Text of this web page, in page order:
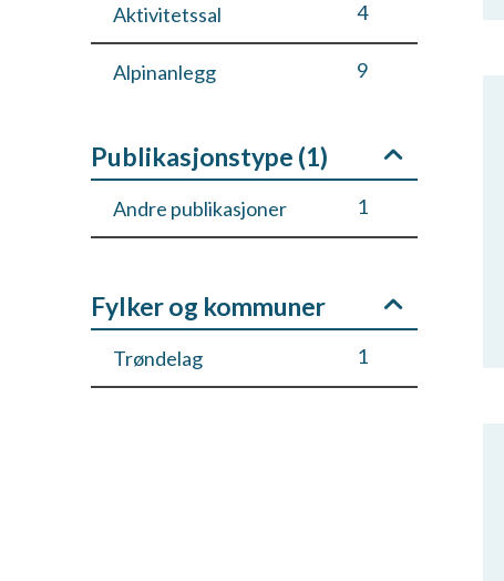
Aktivitetssal 4
Alpinanlegg 9
anlegg
Badmintonanlegg 6
Bandybane 9
Basishall og turnhall 20
Publikasjonstype (1)
Andre publikasjoner 1
Fylker og kommuner
Trøndelag 1